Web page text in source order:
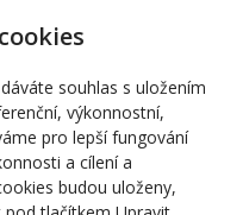
souhlas s uložením
výkonnostní,
pro lepší fungování
a cílení a
budou uloženy,